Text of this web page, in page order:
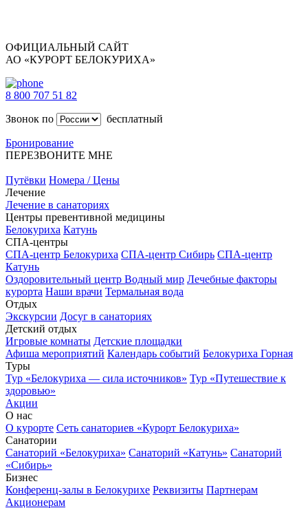
ОФИЦИАЛЬНЫЙ САЙТ
АО «КУРОРТ БЕЛОКУРИХА»
8 800 707 51 82
Звонок по
бесплатный
Бронирование
ПЕРЕЗВОНИТЕ МНЕ
Путёвки Номера / Цены
Лечение
Лечение в санаториях
Центры превентивной медицины
Белокуриха Катунь
СПА-центры
СПА-центр Белокуриха СПА-центр Сибирь СПА-центр
Катунь
Оздоровительный центр Водный мир Лечебные факторы
курорта Наши врачи Термальная вода
Отдых
Экскурсии Досуг в санаториях
Детский отдых
Игровые комнаты Детские площадки
Афиша мероприятий Календарь событий Белокуриха Горная
Туры
Тур «Белокуриха — сила источников» Тур «Путешествие к
здоровью»
Акции
О нас
О курорте Сеть санаториев «Курорт Белокуриха»
Санатории
Санаторий «Белокуриха» Санаторий «Катунь» Санаторий
«Сибирь»
Бизнес
Конференц-залы в Белокурихе Реквизиты Партнерам
Акционерам